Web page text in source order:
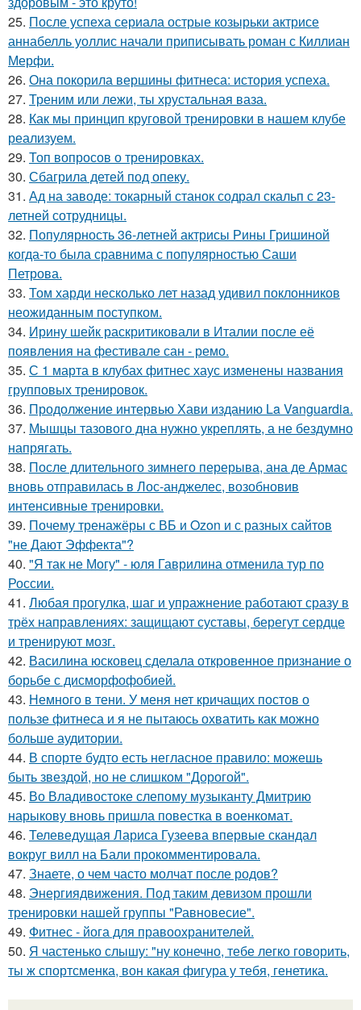
25. После успеха сериала острые козырьки актрисе
аннабелль уоллис начали приписывать роман с Киллиан
Мерфи.
26. Она покорила вершины фитнеса: история успеха.
27. Треним или лежи, ты хрустальная ваза.
28. Как мы принцип круговой тренировки в нашем клубе
реализуем.
29. Топ вопросов о тренировках.
30. Сбагрила детей под опеку.
31. Ад на заводе: токарный станок содрал скальп с 23-
летней сотрудницы.
32. Популярность 36-летней актрисы Рины Гришиной
когда-то была сравнима с популярностью Саши
Петрова.
33. Том харди несколько лет назад удивил поклонников
неожиданным поступком.
34. Ирину шейк раскритиковали в Италии после её
появления на фестивале сан - ремо.
35. С 1 марта в клубах фитнес хаус изменены названия
групповых тренировок.
36. Продолжение интервью Хави изданию La Vanguardia.
37. Мышцы тазового дна нужно укреплять, а не бездумно
напрягать.
38. После длительного зимнего перерыва, ана де Армас
вновь отправилась в Лос-анджелес, возобновив
интенсивные тренировки.
39. Почему тренажёры с ВБ и Ozon и с разных сайтов
"не Дают Эффекта"?
40. "Я так не Могу" - юля Гаврилина отменила тур по
России.
41. Любая прогулка, шаг и упражнение работают сразу в
трёх направлениях: защищают суставы, берегут сердце
и тренируют мозг.
42. Василина юсковец сделала откровенное признание о
борьбе с дисморфофобией.
43. Немного в тени. У меня нет кричащих постов о
пользе фитнеса и я не пытаюсь охватить как можно
больше аудитории.
44. В спорте будто есть негласное правило: можешь
быть звездой, но не слишком "Дорогой".
45. Во Владивостоке слепому музыканту Дмитрию
нарыкову вновь пришла повестка в военкомат.
46. Телеведущая Лариса Гузеева впервые скандал
вокруг вилл на Бали прокомментировала.
47. Знаете, о чем часто молчат после родов?
48. Энергиядвижения. Под таким девизом прошли
тренировки нашей группы "Равновесие".
49. Фитнес - йога для правоохранителей.
50. Я частенько слышу: "ну конечно, тебе легко говорить,
ты ж спортсменка, вон какая фигура у тебя, генетика.